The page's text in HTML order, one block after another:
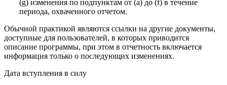
(g) изменения по подпунктам от (a) до (f) в течение
периода, охваченного отчетом.
Обычной практикой являются ссылки на другие документы,
доступные для пользователей, в которых приводится
описание программы, при этом в отчетность включается
информация только о последующих изменениях.
Дата вступления в силу